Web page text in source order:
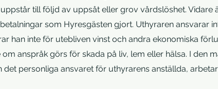
till följd av uppsåt eller grov vårdslöshet. Vidare
som Hyresgästen gjort. Uthyraren ansvarar
han inte för utebliven vinst och andra ekonomiska
anspråk görs för skada på liv, lem eller hälsa. I den
personliga ansvaret för uthyrarens anställda,